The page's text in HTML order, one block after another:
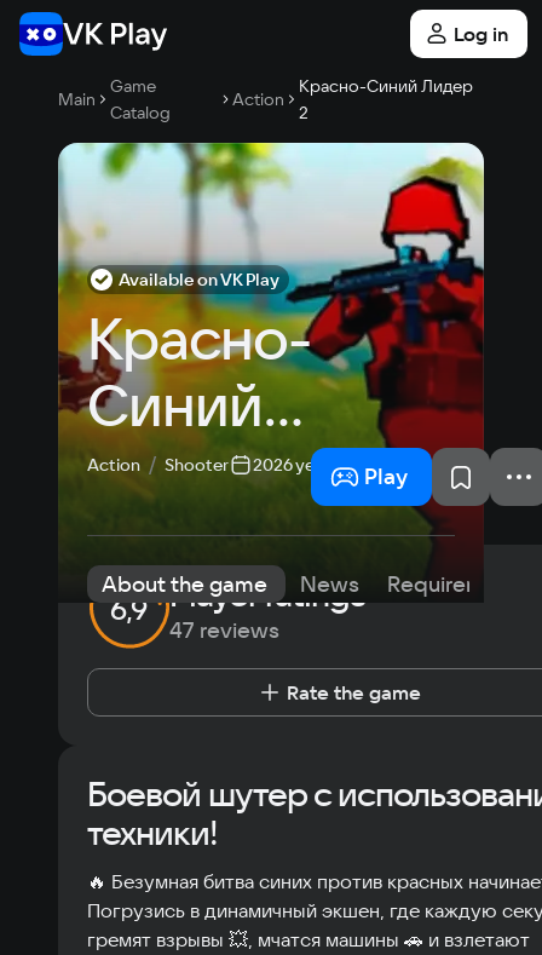
Log in
Main
Game
Catalog
Action
Красно-Синий Лидер
2
Available on VK Play
Красно-
Синий
Лидер 2
Action Shooter 2026 year Play
About the game News Requirements
6,9 Player ratings
47 reviews
Rate the game
Боевой шутер с
техники!
🔥 Безумная битва синих против красных
Погрузись в динамичный экшен, где каждую
гремят взрывы 💥, мчатся машины 🚗 и взлетают